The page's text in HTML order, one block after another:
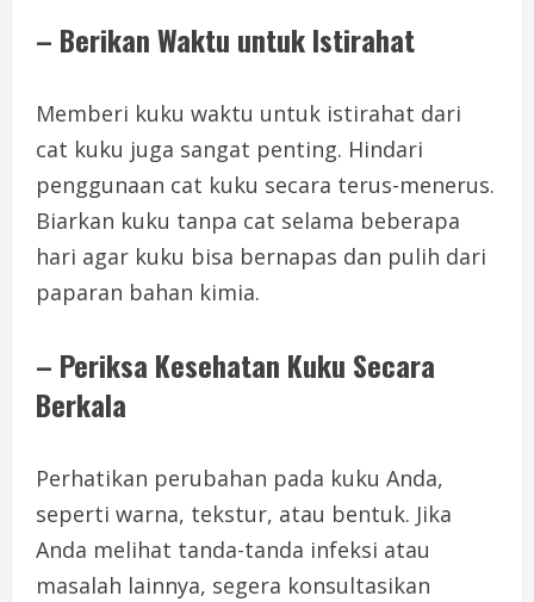
– Berikan Waktu untuk Istirahat
Memberi kuku waktu untuk istirahat dari
cat kuku juga sangat penting. Hindari
penggunaan cat kuku secara terus-menerus.
Biarkan kuku tanpa cat selama beberapa
hari agar kuku bisa bernapas dan pulih dari
paparan bahan kimia.
– Periksa Kesehatan Kuku Secara
Berkala
Perhatikan perubahan pada kuku Anda,
seperti warna, tekstur, atau bentuk. Jika
Anda melihat tanda-tanda infeksi atau
masalah lainnya, segera konsultasikan